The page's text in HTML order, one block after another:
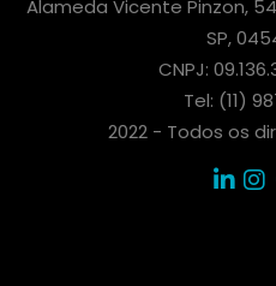
Alameda Vicente Pinzon,
SP,
CNPJ:
Tel: (11)
2022 - Todos os